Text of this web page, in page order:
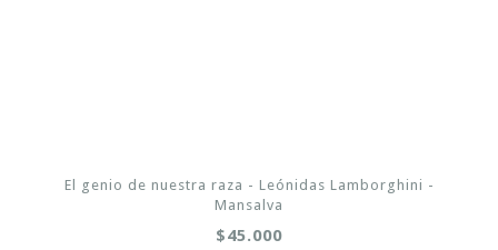
El genio de nuestra raza - Leónidas Lamborghini -
Mansalva
$45.000